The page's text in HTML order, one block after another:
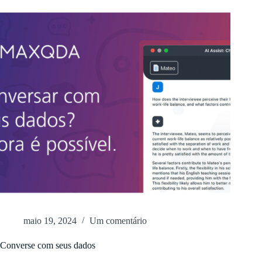
maio 19, 2024 Um comentário
Converse com seus dados